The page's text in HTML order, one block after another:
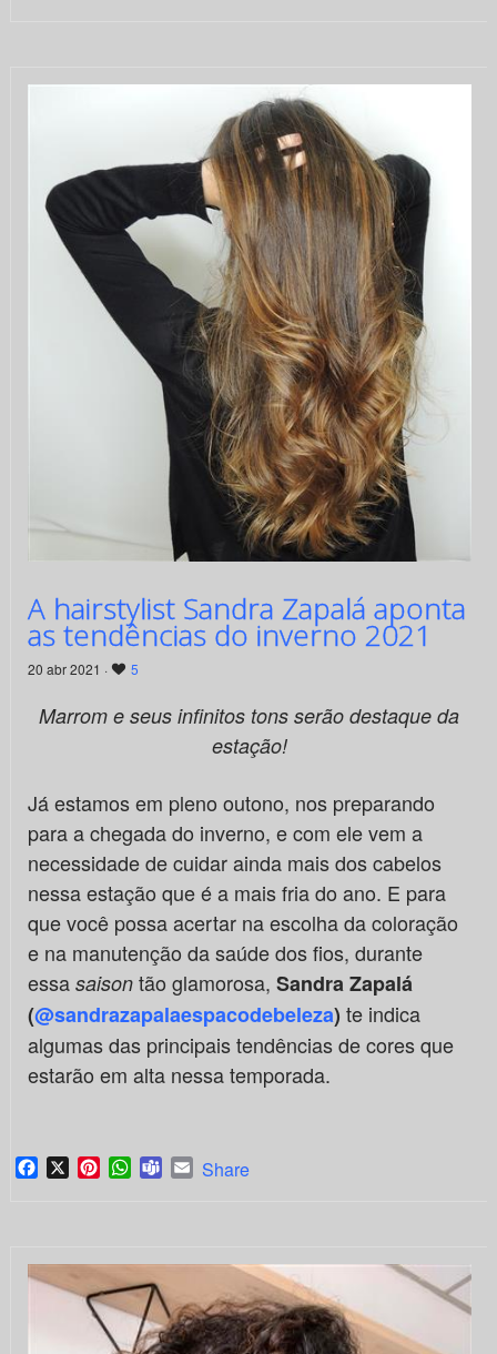
A hairstylist Sandra Zapalá aponta
as tendências do inverno 2021
20 abr 2021 · 5
Marrom e seus infinitos tons serão destaque da
estação!
Já estamos em pleno outono, nos preparando
para a chegada do inverno, e com ele vem a
necessidade de cuidar ainda mais dos cabelos
nessa estação que é a mais fria do ano. E para
que você possa acertar na escolha da coloração
e na manutenção da saúde dos fios, durante
essa saisontão glamorosa, Sandra Zapalá
(@sandrazapalaespacodebeleza) te indica
algumas das principais tendências de cores que
estarão em alta nessa temporada.
Facebook
X PinterestWhatsApp
TeamsEmail
Share